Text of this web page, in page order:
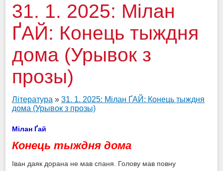
31. 1. 2025: Мілан
ҐАЙ: Конець тыждня
дома (Урывок з
прозы)
Література » 31. 1. 2025: Мілан ҐАЙ: Конець тыждня
дома (Урывок з прозы)
Мілан Ґай
Конець тыждня дома
Іван даяк дорана не мав спаня. Голову мав повну